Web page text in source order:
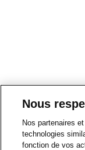
Nous
Nos partenaires
technologies
fonction de vos